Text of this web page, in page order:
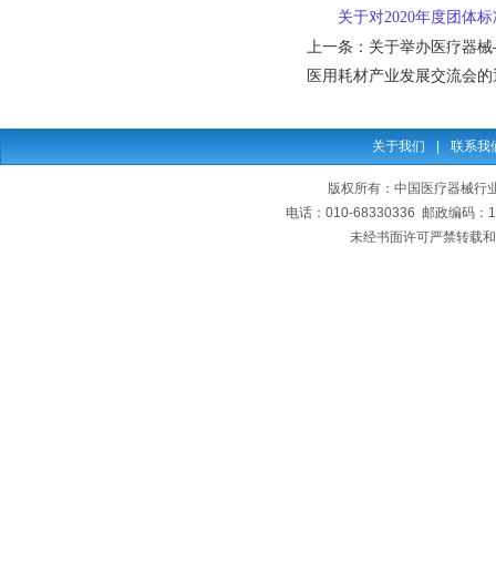
关于对2020年度团体
上一条： 关于举办医疗器
医用耗材产业发展交流会
关于我们 联系我
版权所有：中国医疗器械行
电话：010-68330336 邮政编码：
未经书面许可严禁转载